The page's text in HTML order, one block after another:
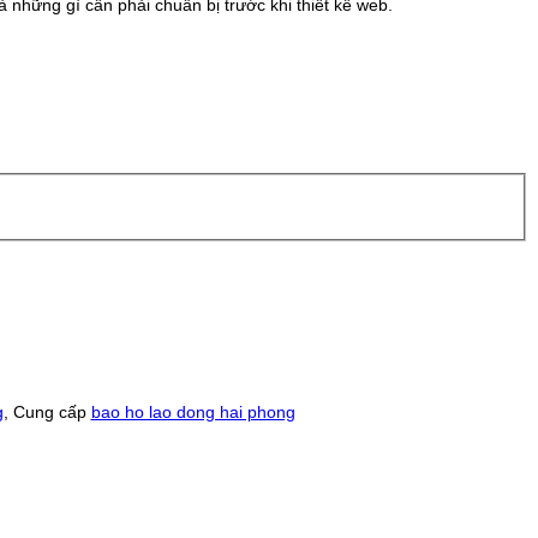
gì cần phải chuẩn bị trước khi thiết kế web.
, Cung cấp bao ho lao dong hai phong